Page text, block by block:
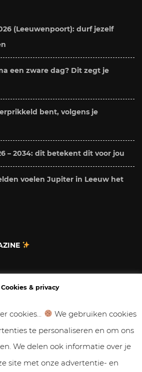
(Leeuwenpoort): durf jezelf
een zware dag? Dit zegt je
bent, volgens je
– 2034: dit betekent dit voor jou
voelen Jupiter in Leeuw het
Cookies & privacy
cookies...
We gebruiken cookies
te personaliseren en om ons
We delen ook informatie over je
site met onze advertentie- en